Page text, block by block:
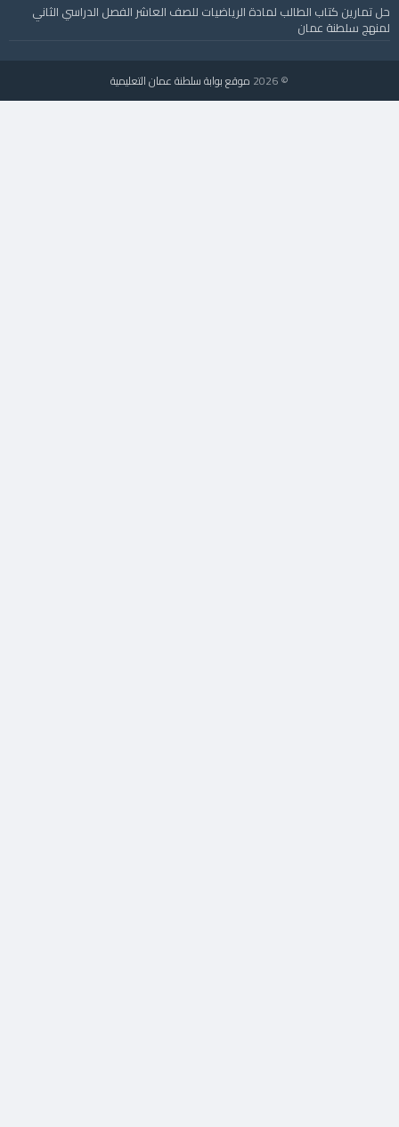
حل تمارين كتاب الطالب لمادة الرياضيات للصف العاشر الفصل الدراسي الثاني
لمنهج سلطنة عمان
© 2026 موقع بوابة سلطنة عمان التعليمية